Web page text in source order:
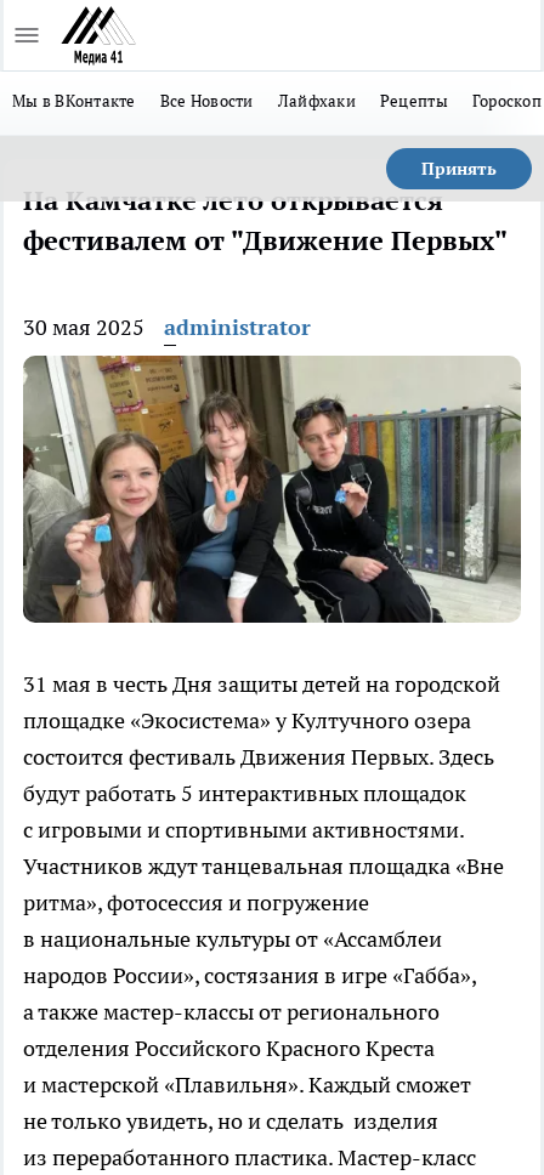
Мы в ВКонтакте Все Новости Лайфхаки Рецепты Гороскоп
Принять
На Камчатке лето открывается
фестивалем от "Движение Первых"
30 мая 2025 administrator
31 мая в честь Дня защиты детей на городской
площадке «Экосистема» у Култучного озера
состоится фестиваль Движения Первых. Здесь
будут работать 5 интерактивных площадок
с игровыми и спортивными активностями.
Участников ждут танцевальная площадка «Вне
ритма», фотосессия и погружение
в национальные культуры от «Ассамблеи
народов России», состязания в игре «Габба»,
а также мастер-классы от регионального
отделения Российского Красного Креста
и мастерской «Плавильня». Каждый сможет
не только увидеть, но и сделать изделия
из переработанного пластика. Мастер-класс